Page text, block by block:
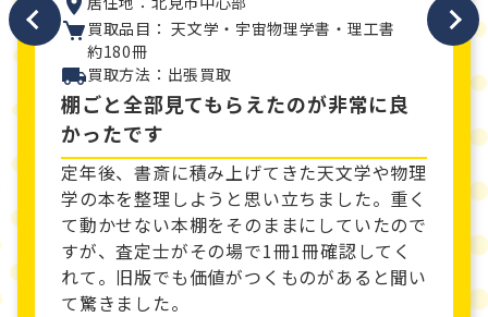
買取品目： 天文学・宇宙物理学書・理工書
約180冊
買取方法：出張買取
棚ごと全部見てもらえたのが非常に良
かったです
定年後、書斎に積み上げてきた天文学や物理
学の本を整理しようと思い立ちました。重く
て動かせない本棚をそのままにしていたので
すが、査定士がその場で1冊1冊確認してく
れて。旧版でも価値がつくものがあると聞い
て驚きました。